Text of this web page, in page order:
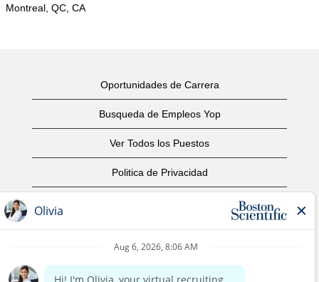
Montreal, QC, CA
Oportunidades de Carrera
Busqueda de Empleos Yop
Ver Todos los Puestos
Politica de Privacidad
Aviso de Derechos de Autor